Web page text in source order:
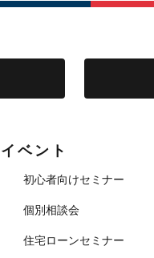
イベント
初心者向けセミナー
個別相談会
住宅ローンセミナー